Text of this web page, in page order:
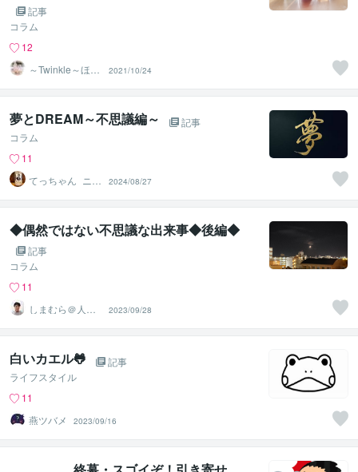
記事
コラム
12
～Twinkle～ほた
2021/10/24
夢とDREAM～不思議編～
記事
コラム
11
てっちゃん_ニー
ト作家
2024/08/27
◆偶然ではない不思議な出来事◆後編◆
記事
コラム
11
しまむら＠人事
コンサルタント
2023/09/28
白いカエル🐸
記事
ライフスタイル
11
燕ツバメ
2023/09/16